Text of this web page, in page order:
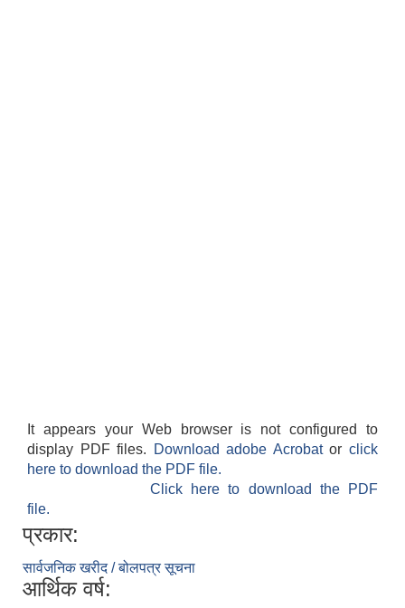
It appears your Web browser is not configured to
display PDF files.
Download adobe Acrobatorclick
here to download the PDF file.
Click here to download the PDF
file.
प्रकार:
सार्वजनिक खरीद / बोलपत्र सूचना
आर्थिक वर्ष: